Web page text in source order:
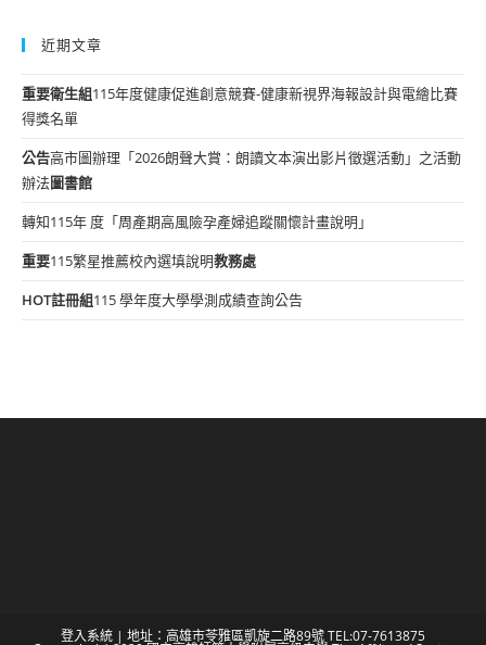
近期文章
重要衛生組115年度健康促進創意競賽-健康新視界海報設計與電繪比賽
得獎名單
公告高市圖辦理「2026朗聲大賞：朗讀文本演出影片徵選活動」之活動
辦法圖書館
轉知115年 度「周產期高風險孕產婦追蹤關懷計畫說明」
重要115繁星推薦校內選填說明教務處
HOT註冊組115 學年度大學學測成績查詢公告
登入系統 | 地址：高雄市苓雅區凱旋二路89號 TEL:07-7613875